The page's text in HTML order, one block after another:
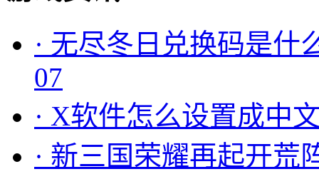
· 无尽冬日兑换码是什
07
· X软件怎么设置成中
· 新三国荣耀再起开荒